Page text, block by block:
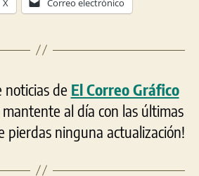
X Correo electrónico
noticias de El Correo Gráfico
al día con las últimas
pierdas ninguna actualización!